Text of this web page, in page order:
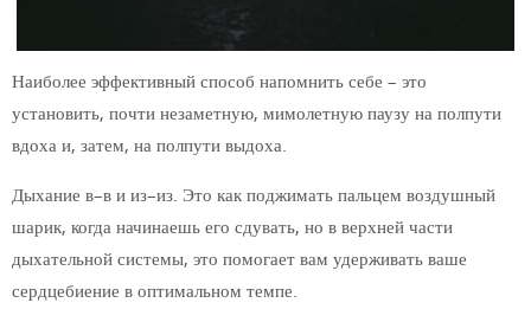
Наиболее эффективный способ напомнить себе – это
установить, почти незаметную, мимолетную паузу на полпути
вдоха и, затем, на полпути выдоха.
Дыхание в–в и из–из. Это как поджимать пальцем воздушный
шарик, когда начинаешь его сдувать, но в верхней части
дыхательной системы, это помогает вам удерживать ваше
сердцебиение в оптимальном темпе.